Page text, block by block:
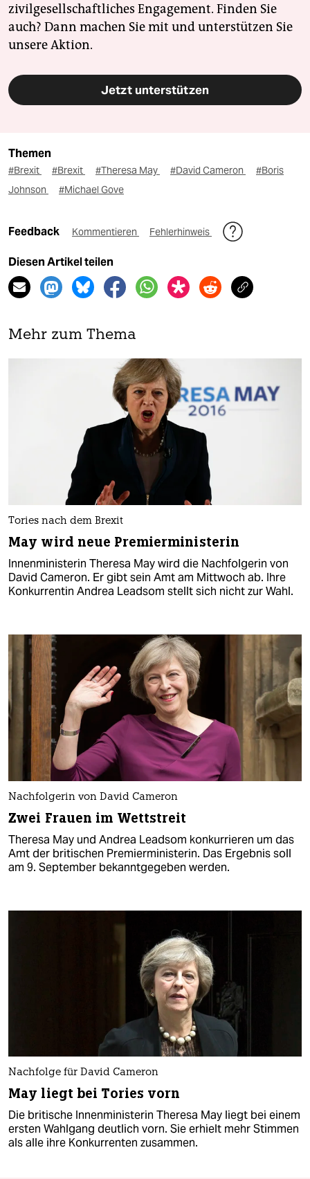
zivilgesellschaftliches Engagement. Finden Sie
auch? Dann machen Sie mit und unterstützen Sie
unsere Aktion.
Jetzt unterstützen
Themen
#Brexit #Brexit #Theresa May #David Cameron
#Boris
Johnson
#Michael Gove
Feedback Kommentieren Fehlerhinweis
Diesen Artikel teilen
Mehr zum Thema
Tories nach dem Brexit
May wird neue Premierministerin
Innenministerin Theresa May wird die Nachfolgerin von
David Cameron. Er gibt sein Amt am Mittwoch ab. Ihre
Konkurrentin Andrea Leadsom stellt sich nicht zur Wahl.
Nachfolgerin von David Cameron
Zwei Frauen im Wettstreit
Theresa May und Andrea Leadsom konkurrieren um das
Amt der britischen Premierministerin. Das Ergebnis soll
am 9. September bekanntgegeben werden.
Nachfolge für David Cameron
May liegt bei Tories vorn
Die britische Innenministerin Theresa May liegt bei einem
ersten Wahlgang deutlich vorn. Sie erhielt mehr Stimmen
als alle ihre Konkurrenten zusammen.